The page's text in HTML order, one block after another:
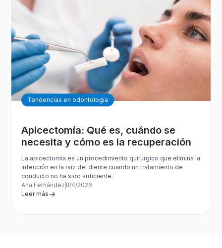
Tendencias en odontología
Apicectomía: Qué es, cuándo se
necesita y cómo es la recuperación
La apicectomía es un procedimiento quirúrgico que elimina la
infección en la raíz del diente cuando un tratamiento de
conducto no ha sido suficiente.
Ana Fernández 8/4/2026
Leer más